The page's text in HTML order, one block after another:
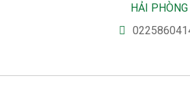
HẢI PHÒNG